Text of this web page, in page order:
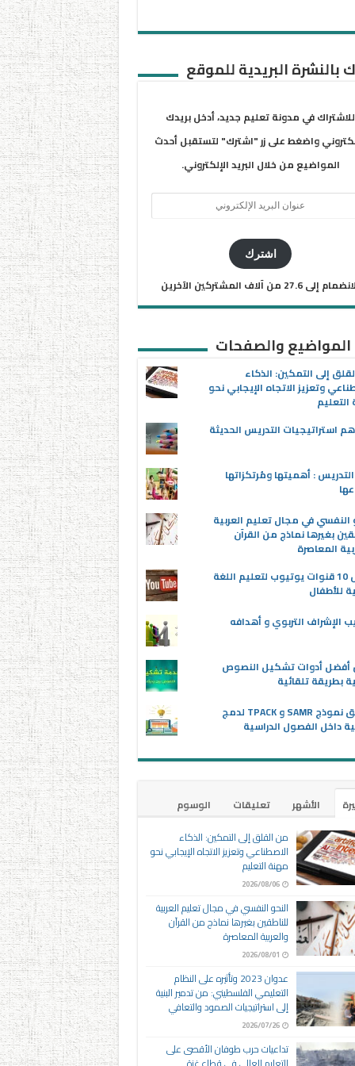
بالنشرة البريدية للموقع
للاشتراك في مدونة تعليم جديد، أدخل بريدك
واضغط على زر "اشترك" لتستقبل أحدث
المواضيع من خلال البريد الإلكتروني.
اشترك
إلى 27.6 من آلاف المشتركين الآخرين
المواضيع والصفحات
إلى التمكين: الذكاء
وتعزيز الاتجاه الإيجابي نحو
استراتيجيات التدريس الحديثة
: أهميتها ومُرتكزاتها
النفسي في مجال تعليم العربية
بغيرها نماذج من القرآن
المعاصرة
أفضل 10 قنوات يوتيوب لتعليم اللغة
للأطفال
الإشراف التربوي و أهدافه
أفضل أدوات تشكيل النصوص
بطريقة تلقائية
تطبيق نموذج SAMR و TPACK لدمج
داخل الفصول الدراسية
الأشهر تعليقات
الوسوم
من القلق إلى التمكين: الذكاء
الاصطناعي وتعزيز الاتجاه الإيجابي نحو
مهنة التعليم
2026/08/06
النحو النفسي في مجال تعليم العربية
للناطقين بغيرها نماذج من القرآن
والعربية المعاصرة
2026/08/01
عدوان 2023 وتأثيره على النظام
التعليمي الفلسطيني: من تدمير البنية
إلى استراتيجيات الصمود والتعافي
2026/07/26
تداعيات حرب طوفان الأقصى على